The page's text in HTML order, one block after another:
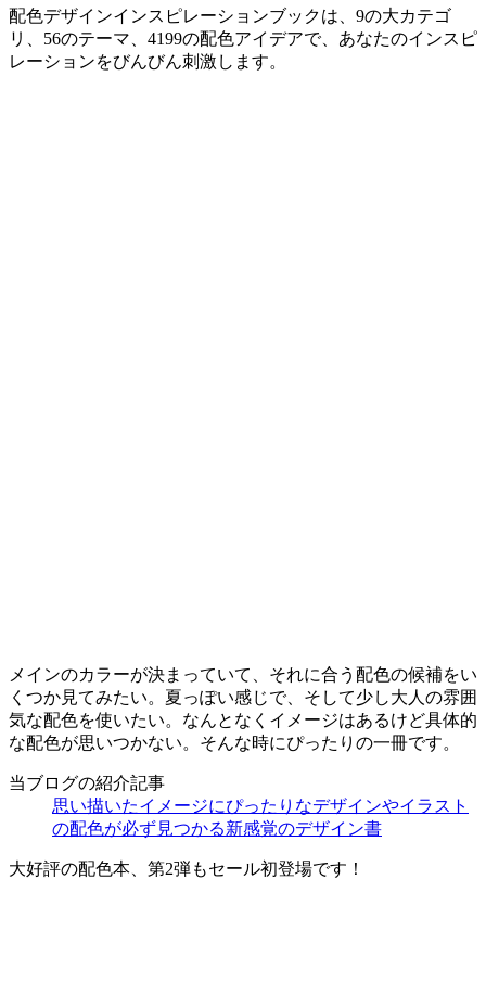
配色デザインインスピレーションブックは、9の大カテゴ
リ、56のテーマ、4199の配色アイデアで、あなたのインスピ
レーションをびんびん刺激します。
メインのカラーが決まっていて、それに合う配色の候補をい
くつか見てみたい。夏っぽい感じで、そして少し大人の雰囲
気な配色を使いたい。なんとなくイメージはあるけど具体的
な配色が思いつかない。そんな時にぴったりの一冊です。
当ブログの紹介記事
思い描いたイメージにぴったりなデザインやイラスト
の配色が必ず見つかる新感覚のデザイン書
大好評の配色本、第2弾もセール初登場です！